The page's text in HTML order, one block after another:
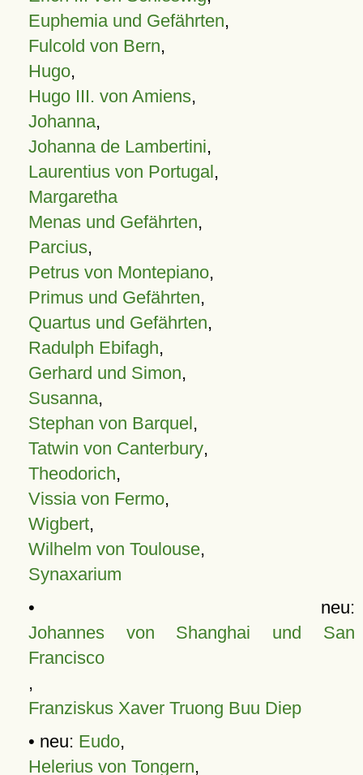
Euphemia und Gefährten,
Fulcold von Bern,
Hugo,
Hugo III. von Amiens,
Johanna,
Johanna de Lambertini,
Laurentius von Portugal,
Margaretha
Menas und Gefährten,
Parcius,
Petrus von Montepiano,
Primus und Gefährten,
Quartus und Gefährten,
Radulph Ebifagh,
Gerhard und Simon,
Susanna,
Stephan von Barquel,
Tatwin von Canterbury,
Theodorich,
Vissia von Fermo,
Wigbert,
Wilhelm von Toulouse,
Synaxarium
• neu:
Johannes von Shanghai und San
Francisco
,
Franziskus Xaver Truong Buu Diep
• neu: Eudo,
Helerius von Tongern,